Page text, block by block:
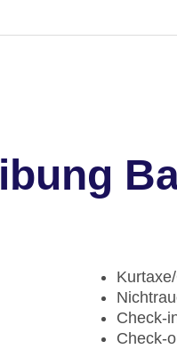
Check-
Check-